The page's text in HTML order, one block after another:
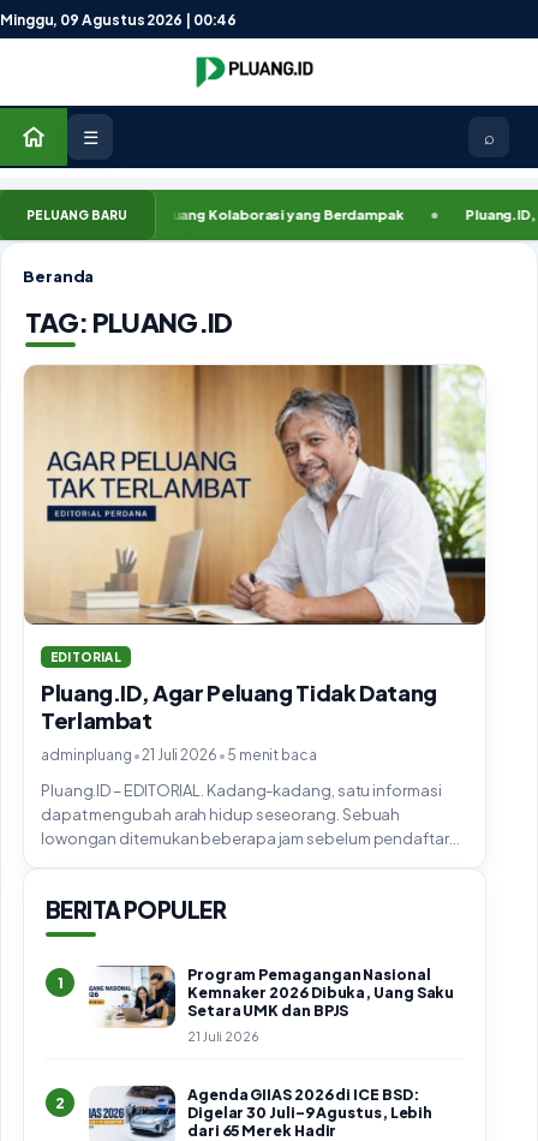
Lewati ke konten
Minggu, 09 Agustus 2026 | 00:46
☰ ⌕
PELUANG BARU
Membuka Ruang Kolaborasi yang Berdampak Pluang.ID,
Beranda
TAG: PLUANG.ID
EDITORIAL
Pluang.ID, Agar Peluang Tidak Datang
Terlambat
adminpluang •21 Juli 2026 • 5 menit baca
Pluang.ID – EDITORIAL. Kadang-kadang, satu informasi
dapat mengubah arah hidup seseorang. Sebuah
lowongan ditemukan beberapa jam sebelum pendaftaran
BERITA POPULER
1
Program Pemagangan Nasional
Kemnaker 2026 Dibuka, Uang Saku
Setara UMK dan BPJS
21 Juli 2026
2
Agenda GIIAS 2026 di ICE BSD:
Digelar 30 Juli–9 Agustus, Lebih
dari 65 Merek Hadir